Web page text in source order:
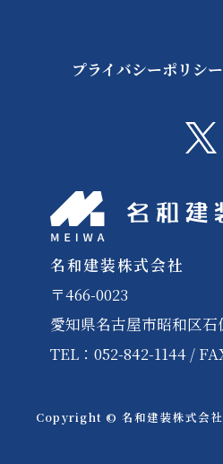
名和建装株式会社
〒466-0023
愛知県名古屋市昭和区石
TEL：052-842-1144 /
プライバシーポリシー
Copyright © 名和建装株式会